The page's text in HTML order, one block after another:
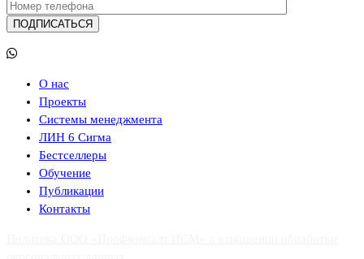
О нас
Проекты
Системы менеджмента
ЛИН 6 Сигма
Бестселлеры
Обучение
Публикации
Контакты